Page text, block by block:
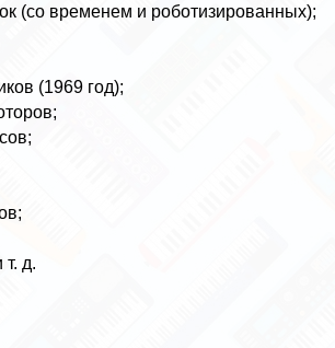
(со временем и роботизированных);
(1969 год);
т. д.